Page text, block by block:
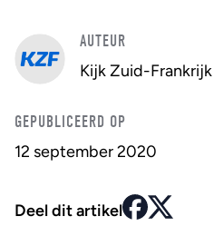
AUTEUR
Kijk Zuid-Frankrijk
GEPUBLICEERD OP
12 september 2020
Deel dit artikel